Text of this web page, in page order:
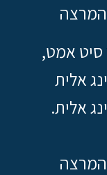
סיט אמט,
אלית
אלית.